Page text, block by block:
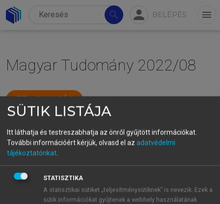
search person BELÉPÉS menu
Magyar Tudomány 2022/08
menu_book OLVASÁS
SÜTIK LISTÁJA
Itt láthatja és testreszabhatja az önről gyűjtött információkat.
További információért kérjük, olvasd el az adatvédelmi
tájékoztatónkat.
STATISZTIKA
A statisztikai sütiket „teljesítménysütiknek” is nevezik. Ezek a
sütik információkat gyűjtenek a webhely használatának